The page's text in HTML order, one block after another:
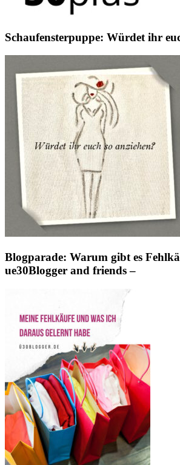
Schaufensterpuppe: Würdet ihr
Blogparade: Warum gibt es
ue30Blogger and friends –